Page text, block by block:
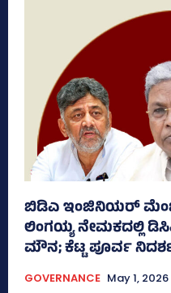
ಬಿಡಿಎ ಇಂಜಿನಿಯರ್
ಲಿಂಗಯ್ಯ ನೇಮಕದಲ್ಲಿ
ಮೌನ; ಕೆಟ್ಟ ಪೂರ್ವ
GOVERNANCE May 1, 2026